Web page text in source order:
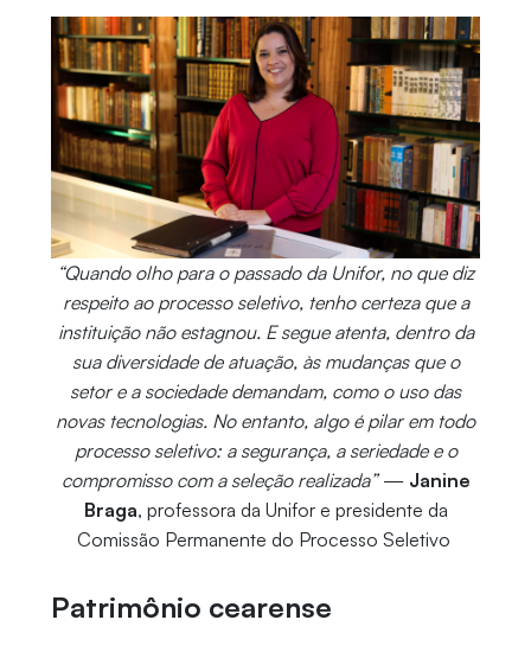
“Quando olho para o passado da Unifor, no que diz
respeito ao processo seletivo, tenho certeza que a
instituição não estagnou. E segue atenta, dentro da
sua diversidade de atuação, às mudanças que o
setor e a sociedade demandam, como o uso das
novas tecnologias. No entanto, algo é pilar em todo
processo seletivo: a segurança, a seriedade e o
compromisso com a seleção realizada”— Janine
Braga, professora da Unifor e presidente da
Comissão Permanente do Processo Seletivo
Patrimônio cearense